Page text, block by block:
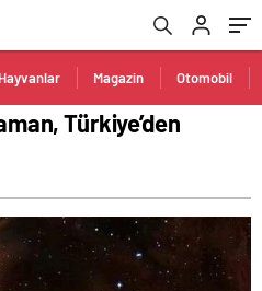
Hayvanlar Magazin Otomobil
Türkiye’den